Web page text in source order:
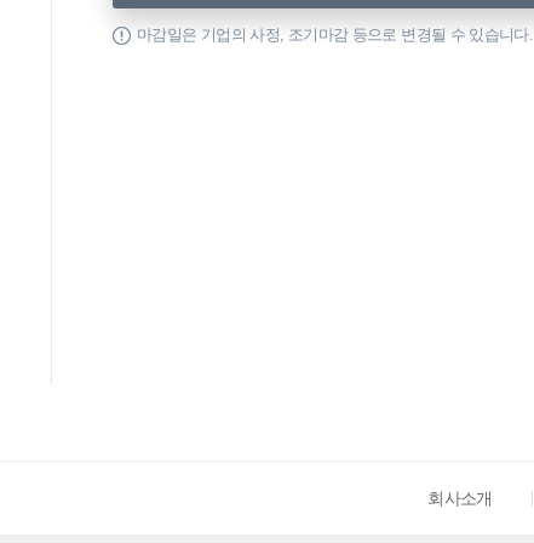
마감일은 기업의 사정, 조기마감 등으로 변경될 수 있습니다.
회사소개